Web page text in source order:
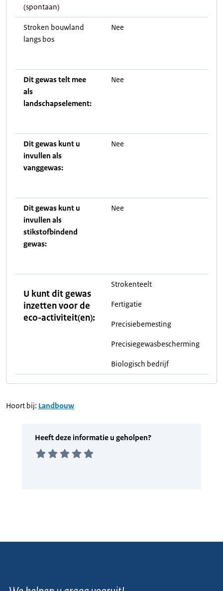
(spontaan)
Stroken bouwland
langs bos
Nee
Dit gewas telt mee
als
landschapselement:
Nee
Dit gewas kunt u
invullen als
vanggewas:
Nee
Dit gewas kunt u
invullen als
stikstofbindend
gewas:
Nee
U kunt dit gewas
inzetten voor de
eco-activiteit(en):
Strokenteelt
Fertigatie
Precisiebemesting
Precisiegewasbescherming
Biologisch bedrijf
Hoort bij: Landbouw